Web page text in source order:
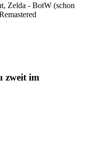
Zelda - BotW (schon
zweit im